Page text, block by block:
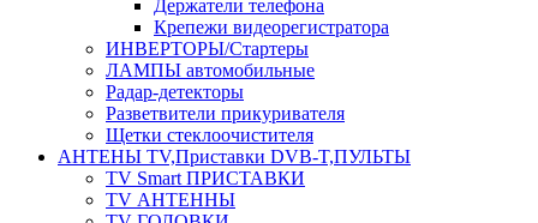
Держатели телефона
Крепежи видеорегистратора
ИНВЕРТОРЫ/Стартеры
ЛАМПЫ автомобильные
Радар-детекторы
Разветвители прикуривателя
Щетки стеклоочистителя
АНТЕНЫ ТV,Приставки DVB-T,ПУЛЬТЫ
TV Smart ПРИСТАВКИ
TV АНТЕННЫ